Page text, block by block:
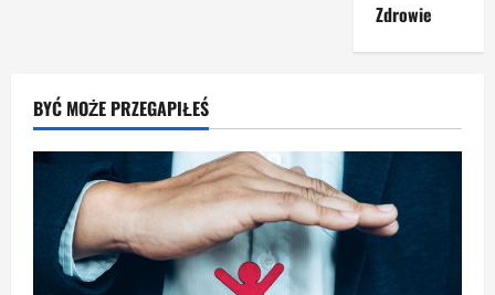
Zdrowie
BYĆ MOŻE PRZEGAPIŁEŚ